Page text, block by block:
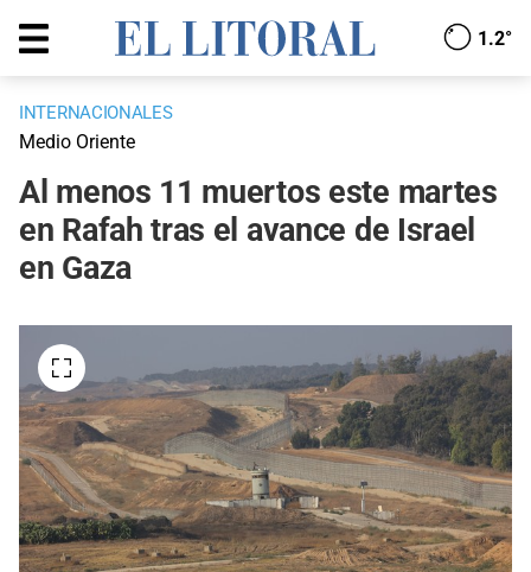
1.2°
INTERNACIONALES
Medio Oriente
Al menos 11 muertos este martes
en Rafah tras el avance de Israel
en Gaza